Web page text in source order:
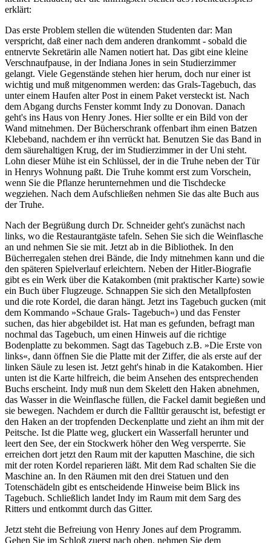
erklärt:
Das erste Problem stellen die wütenden Studenten dar: Man
verspricht, daß einer nach dem anderen drankommt - sobald die
entnervte Sekretärin alle Namen notiert hat. Das gibt eine kleine
Verschnaufpause, in der Indiana Jones in sein Studierzimmer
gelangt. Viele Gegenstände stehen hier herum, doch nur einer ist
wichtig und muß mitgenommen werden: das Grals-Tagebuch, das
unter einem Haufen alter Post in einem Paket versteckt ist. Nach
dem Abgang durchs Fenster kommt Indy zu Donovan. Danach
geht's ins Haus von Henry Jones. Hier sollte er ein Bild von der
Wand mitnehmen. Der Bücherschrank offenbart ihm einen Batzen
Klebeband, nachdem er ihn verrückt hat. Benutzen Sie das Band in
dem säurehaltigen Krug, der im Studierzimmer in der Uni steht.
Lohn dieser Mühe ist ein Schlüssel, der in die Truhe neben der Tür
in Henrys Wohnung paßt. Die Truhe kommt erst zum Vorschein,
wenn Sie die Pflanze herunternehmen und die Tischdecke
wegziehen. Nach dem Aufschließen nehmen Sie das alte Buch aus
der Truhe.
Nach der Begrüßung durch Dr. Schneider geht's zunächst nach
links, wo die Restaurantgäste tafeln. Sehen Sie sich die Weinflasche
an und nehmen Sie sie mit. Jetzt ab in die Bibliothek. In den
Bücherregalen stehen drei Bände, die Indy mitnehmen kann und die
den späteren Spielverlauf erleichtern. Neben der Hitler-Biografie
gibt es ein Werk über die Katakomben (mit praktischer Karte) sowie
ein Buch über Flugzeuge. Schnappen Sie sich den Metallpfosten
und die rote Kordel, die daran hängt. Jetzt ins Tagebuch gucken (mit
dem Kommando »Schaue Grals- Tagebuch«) und das Fenster
suchen, das hier abgebildet ist. Hat man es gefunden, befragt man
nochmal das Tagebuch, um einen Hinweis auf die richtige
Bodenplatte zu bekommen. Sagt das Tagebuch z.B. »Die Erste von
links«, dann öffnen Sie die Platte mit der Ziffer, die als erste auf der
linken Säule zu lesen ist. Jetzt geht's hinab in die Katakomben. Hier
unten ist die Karte hilfreich, die beim Ansehen des entsprechenden
Buchs erscheint. Indy muß nun dem Skelett den Haken abnehmen,
das Wasser in die Weinflasche füllen, die Fackel damit begießen und
sie bewegen. Nachdem er durch die Falltür gerauscht ist, befestigt er
den Haken an der tropfenden Deckenplatte und zieht an ihm mit der
Peitsche. Ist die Platte weg, gluckert ein Wasserfall herunter und
leert den See, der ein Stockwerk höher den Weg versperrte. Sie
erreichen dort jetzt den Raum mit der kaputten Maschine, die sich
mit der roten Kordel reparieren läßt. Mit dem Rad schalten Sie die
Maschine an. In den Räumen mit den drei Statuen und den
Totenschädeln gibt es entscheidende Hinweise beim Blick ins
Tagebuch. Schließlich landet Indy im Raum mit dem Sarg des
Ritters und entkommt durch das Gitter.
Jetzt steht die Befreiung von Henry Jones auf dem Programm.
Gehen Sie im Schloß zuerst nach oben, nehmen Sie dem